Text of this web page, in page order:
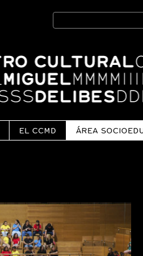
Search
for:
EL CCMD ÁREA